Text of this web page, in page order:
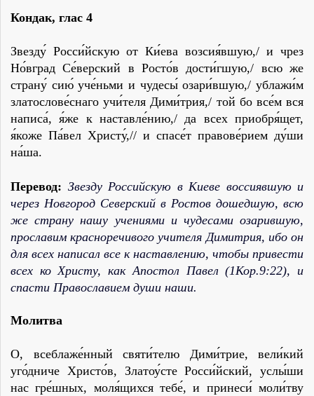
Кондак, глас 4
Звезду́ Росси́йскую от Ки́ева возсия́вшую,/ и чрез
Но́вград Се́верский в Росто́в дости́гшую,/ всю же
страну́ сию́ уче́ньми и чудесы́ озари́вшую,/ ублажи́м
златослове́снаго учи́теля Дими́трия,/ той бо все́м вся
написа́, я́же к наставле́нию,/ да всех приобря́щет,
я́коже Па́вел Христу́,// и спасе́т правове́рием ду́ши
на́ша.
Перевод: Звезду Российскую в Киеве воссиявшую и
через Новгород Северский в Ростов дошедшую, всю
же страну нашу учениями и чудесами озарившую,
прославим красноречивого учителя Димитрия, ибо он
для всех написал все к наставлению, чтобы привести
всех ко Христу, как Апостол Павел (1Кор.9:22), и
спасти Православием души наши.
Молитва
О, всеблаже́нный святи́телю Дими́трие, вели́кий
уго́дниче Хрис­то́в, Златоу́сте Росси́йский, услы́ши
нас гре́шных, моля́щихся тебе́, и принеси́ моли́тву